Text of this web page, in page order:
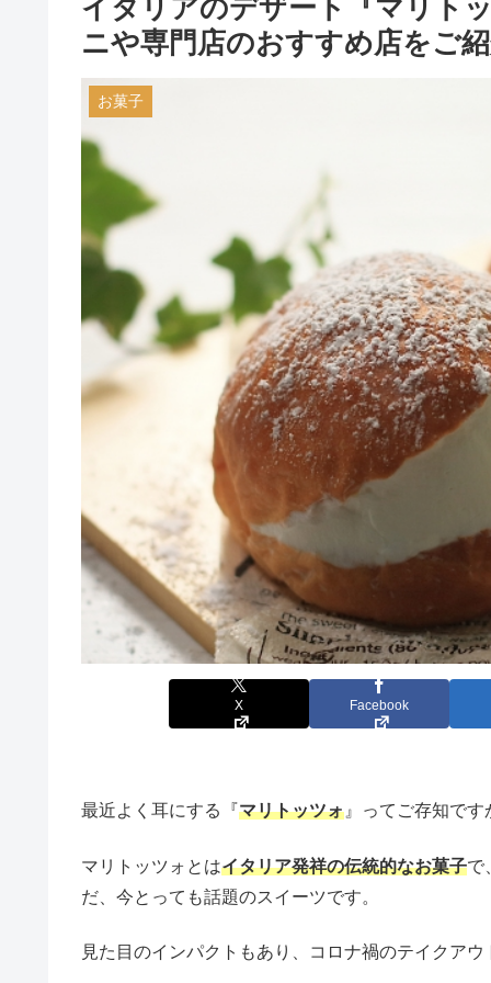
イタリアのデザート『マリト
ニや専門店のおすすめ店をご
お菓子
X Facebook
最近よく耳にする『マリトッツォ 』ってご存知です
マリトッツォとはイタリア発祥の伝統的なお菓子で
だ、今とっても話題のスイーツです。
見た目のインパクトもあり、コロナ禍のテイクア